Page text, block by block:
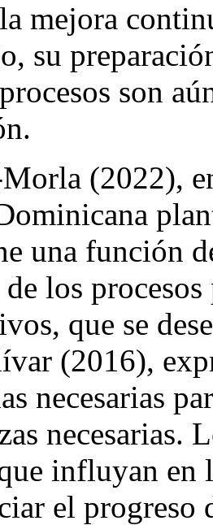
mejora
su
son
(2022),
una función
los
que se
(2016),
necesarias
necesarias.
influyan en
el progreso